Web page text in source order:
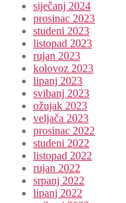
siječanj 2024
prosinac 2023
studeni 2023
listopad 2023
rujan 2023
kolovoz 2023
lipanj 2023
svibanj 2023
ožujak 2023
veljača 2023
prosinac 2022
studeni 2022
listopad 2022
rujan 2022
srpanj 2022
lipanj 2022